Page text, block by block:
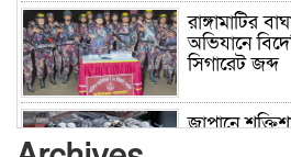
রাঙ্গামাটির
অভিযানে
সিগারেট জব্দ
জাপানে